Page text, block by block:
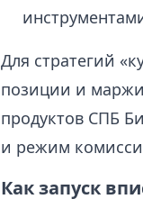
Для стратегий
позиции и
продуктов СПБ
и режим
Как запуск